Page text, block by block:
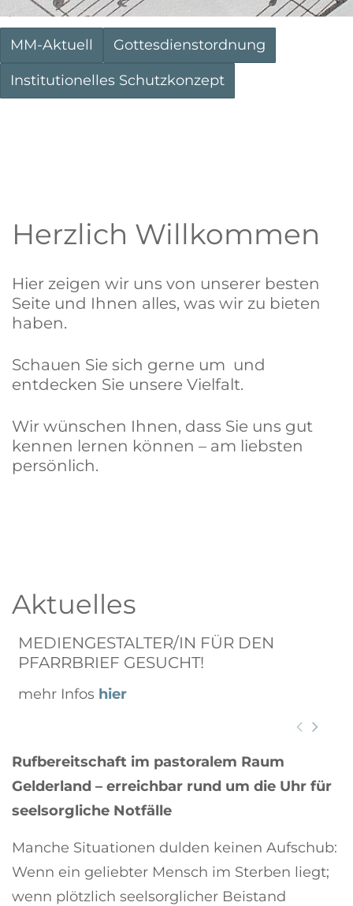
MM-Aktuell Gottesdienstordnung
Institutionelles Schutzkonzept
Herzlich Willkommen
Hier zeigen wir uns von unserer besten
Seite und Ihnen alles, was wir zu bieten
haben.
Schauen Sie sich gerne um und
entdecken Sie unsere Vielfalt.
Wir wünschen Ihnen, dass Sie uns gut
kennen lernen können – am liebsten
persönlich.
Aktuelles
ÖKUM. FRIEDENSGEBET MACHT
SOMMERPAUSE
nächster Termin am 14.09. um 19.00 Uhr in
Rufbereitschaft im pastoralem Raum
Gelderland – erreichbar rund um die Uhr für
seelsorgliche Notfälle
Manche Situationen dulden keinen Aufschub:
Wenn ein geliebter Mensch im Sterben liegt;
wenn plötzlich seelsorglicher Beistand